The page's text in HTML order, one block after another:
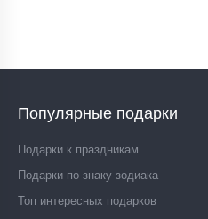
Популярные подарки
Подарки к праздникам
Подарки по знаку зодиака
Топ интересных подарков